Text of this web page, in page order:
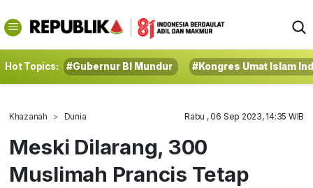
Hot Topics: #Gubernur BI Mundur #Kongres Umat Islam
Khazanah Dunia Rabu , 06 Sep 2023, 14:35 WIB
Meski Dilarang, 300
Muslimah Prancis Tetap